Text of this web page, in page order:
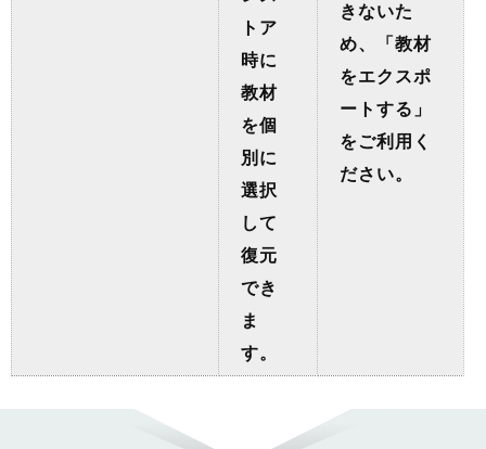
トア
時に
教材
を個
別に
選択
して
復元
でき
ま
す。
きないた
め、「教材
をエクスポ
ートする」
をご利用く
ださい。